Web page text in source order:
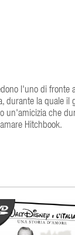
l'uno di fronte
la quale
un'amicizia che
Hitchbook.